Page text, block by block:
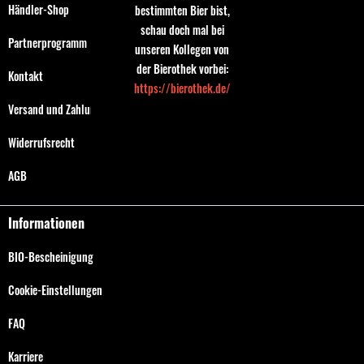
Händler-Shop
Partnerprogramm
Kontakt
Versand und Zahlungsbedingungen
Widerrufsrecht
AGB
Informationen
BIO-Bescheinigung
Cookie-Einstellungen
FAQ
Karriere
bestimmten Bier bist,
schau doch mal bei
unseren Kollegen von
der Bierothek vorbei:
https://bierothek.de/